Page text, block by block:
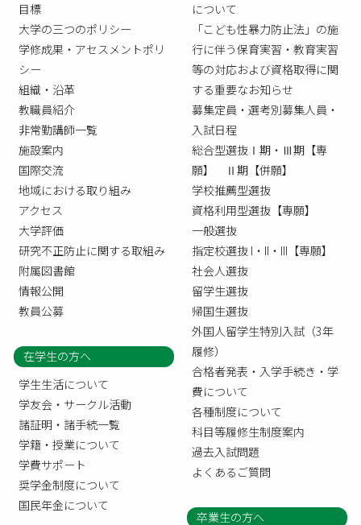
目標
大学の三つのポリシー
学修成果・アセスメントポリ
シー
組織・沿革
教職員紹介
非常勤講師一覧
施設案内
国際交流
地域における取り組み
アクセス
大学評価
研究不正防止に関する取組み
附属図書館
情報公開
教員公募
について
「こども性暴力防止法」の施
行に伴う保育実習・教育実習
等の対応および資格取得に関
する重要なお知らせ
募集定員・選考別募集人員・
入試日程
総合型選抜Ⅰ期・Ⅲ期【専
願】 Ⅱ期【併願】
学校推薦型選抜
資格利用型選抜【専願】
一般選抜
指定校選抜 I・II・III【専願】
社会人選抜
留学生選抜
帰国生選抜
外国人留学生特別入試（3年
履修）
合格者発表・入学手続き・学
費について
各種制度について
科目等履修生制度案内
過去入試問題
よくあるご質問
在学生の方へ
学生生活について
学友会・サークル活動
諸証明・諸手続一覧
学籍・授業について
学費サポート
奨学金制度について
国民年金について
卒業生の方へ